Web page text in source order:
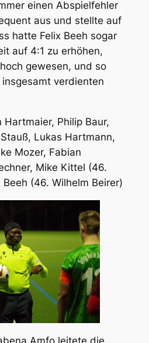
einen Abspielfehler
aus und stellte auf
hatte Felix Beeh sogar
auf 4:1 zu erhöhen,
gewesen, und so
verdienten
Hartmaier, Philip Baur,
Lukas Hartmann,
Mozer, Fabian
Mike Kittel (46.
(46. Wilhelm Beirer)
Amfo leitete die